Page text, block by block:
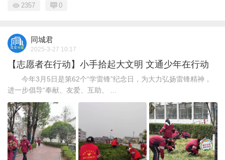
2357 0
同城君
2025-3-27 10:17
【志愿者在行动】小手拾起大文明 文通少年在行动
今年3月5日是第62个“学雷锋”纪念日，为大力弘扬雷锋精神，
进一步倡导“奉献、友爱、互助、 ...